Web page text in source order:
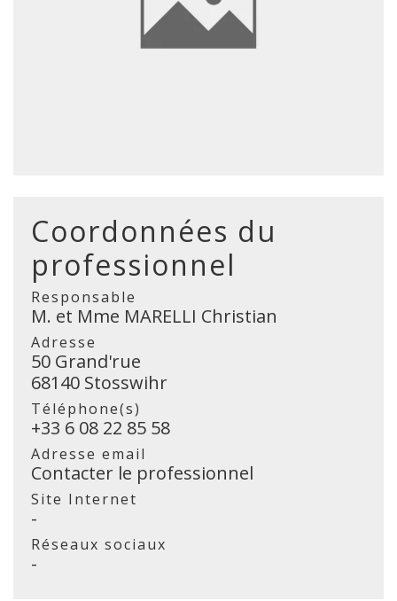
Coordonnées du
professionnel
Responsable
M. et Mme MARELLI Christian
Adresse
50 Grand'rue
68140 Stosswihr
Téléphone(s)
+33 6 08 22 85 58
Adresse email
Contacter le professionnel
Site Internet
-
Réseaux sociaux
-